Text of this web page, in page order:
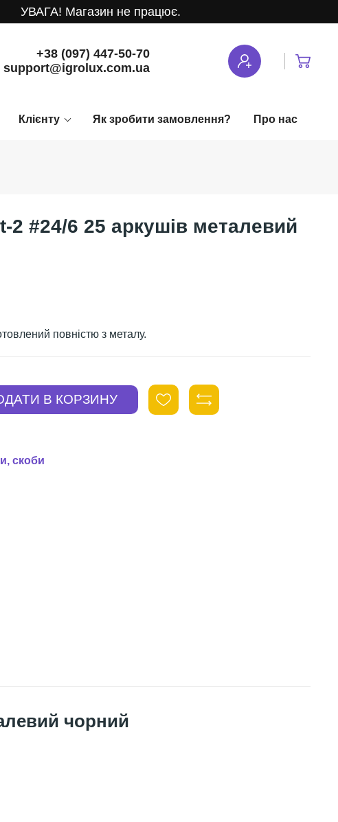
УВАГА! Магазин не працює.
+38 (097) 447-50-70
support@igrolux.com.ua
Клієнту Як зробити замовлення? Про нас
2 #24/6 25 аркушів металевий
повністю з металу.
скоби
чорний